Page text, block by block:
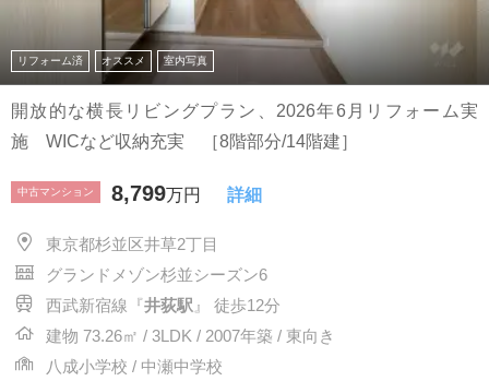
リフォーム済 オススメ 室内写真
開放的な横長リビングプラン、2026年6月リフォーム実
施 WICなど収納充実 ［8階部分/14階建］
中古マンション 8,799万円 詳細
東京都杉並区井草2丁目
グランドメゾン杉並シーズン6
西武新宿線『井荻駅 』 徒歩12分
建物 73.26㎡ / 3LDK / 2007年築 / 東向き
八成小学校 / 中瀬中学校